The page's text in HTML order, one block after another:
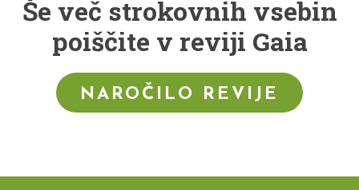
Še več strokovnih vsebin
poiščite v reviji Gaia
NAROČILO REVIJE